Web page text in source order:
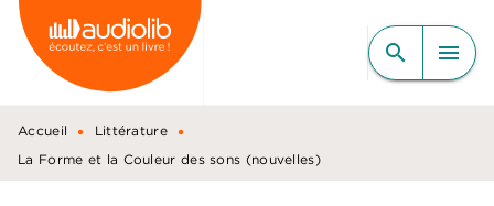
MENU RECHERCHE
CONTENU
PIED DE PAGE
search menu
Accueil • Littérature •
La Forme et la Couleur des sons (nouvelles)